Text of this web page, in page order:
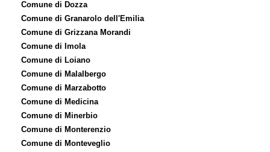
Comune di Dozza
Comune di Granarolo dell'Emilia
Comune di Grizzana Morandi
Comune di Imola
Comune di Loiano
Comune di Malalbergo
Comune di Marzabotto
Comune di Medicina
Comune di Minerbio
Comune di Monterenzio
Comune di Monteveglio